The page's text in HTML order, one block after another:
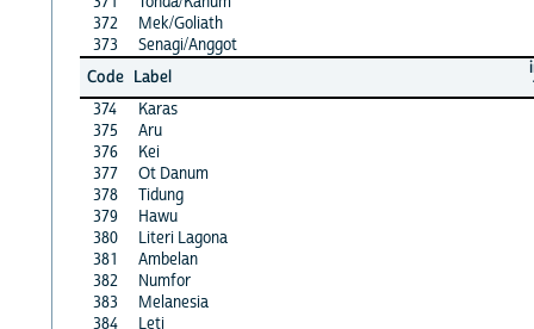
372
Mek/Goliath
373
Senagi/Anggot
Code Label
374
Karas
375
Aru
376
Kei
377
Ot Danum
378
Tidung
379
Hawu
380
Literi Lagona
381
Ambelan
382
Numfor
383
Melanesia
384
Leti